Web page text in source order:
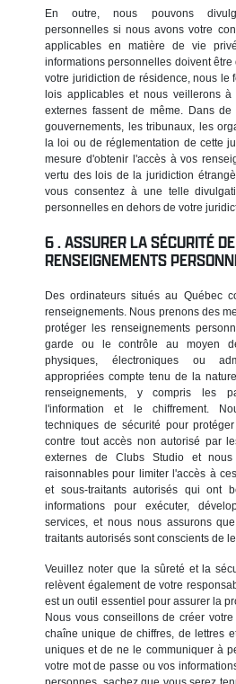
En outre, nous pouvons
personnelles si nous avons votre
applicables en matière de vie
informations personnelles doivent
votre juridiction de résidence, nous le
lois applicables et nous veillerons
externes fassent de même. Dans
gouvernements, les tribunaux, les
la loi ou de réglementation de cette
mesure d'obtenir l'accès à vos
vertu des lois de la juridiction
vous consentez à une telle
personnelles en dehors de votre
ASSURER LA SÉCURITÉ
RENSEIGNEMENTS
Des ordinateurs situés au Québec
renseignements. Nous prenons des
protéger les renseignements
garde ou le contrôle au moyen
physiques, électroniques ou
appropriées compte tenu de la
renseignements, y compris les
l'information et le chiffrement.
techniques de sécurité pour
contre tout accès non autorisé par
externes de Clubs Studio et
raisonnables pour limiter l'accès à
et sous-traitants autorisés qui ont
informations pour exécuter,
services, et nous nous assurons
traitants autorisés sont conscients de
Veuillez noter que la sûreté et la
relèvent également de votre
est un outil essentiel pour assurer la
Nous vous conseillons de créer
chaîne unique de chiffres, de lettres
uniques et de ne le communiquer à
votre mot de passe ou vos